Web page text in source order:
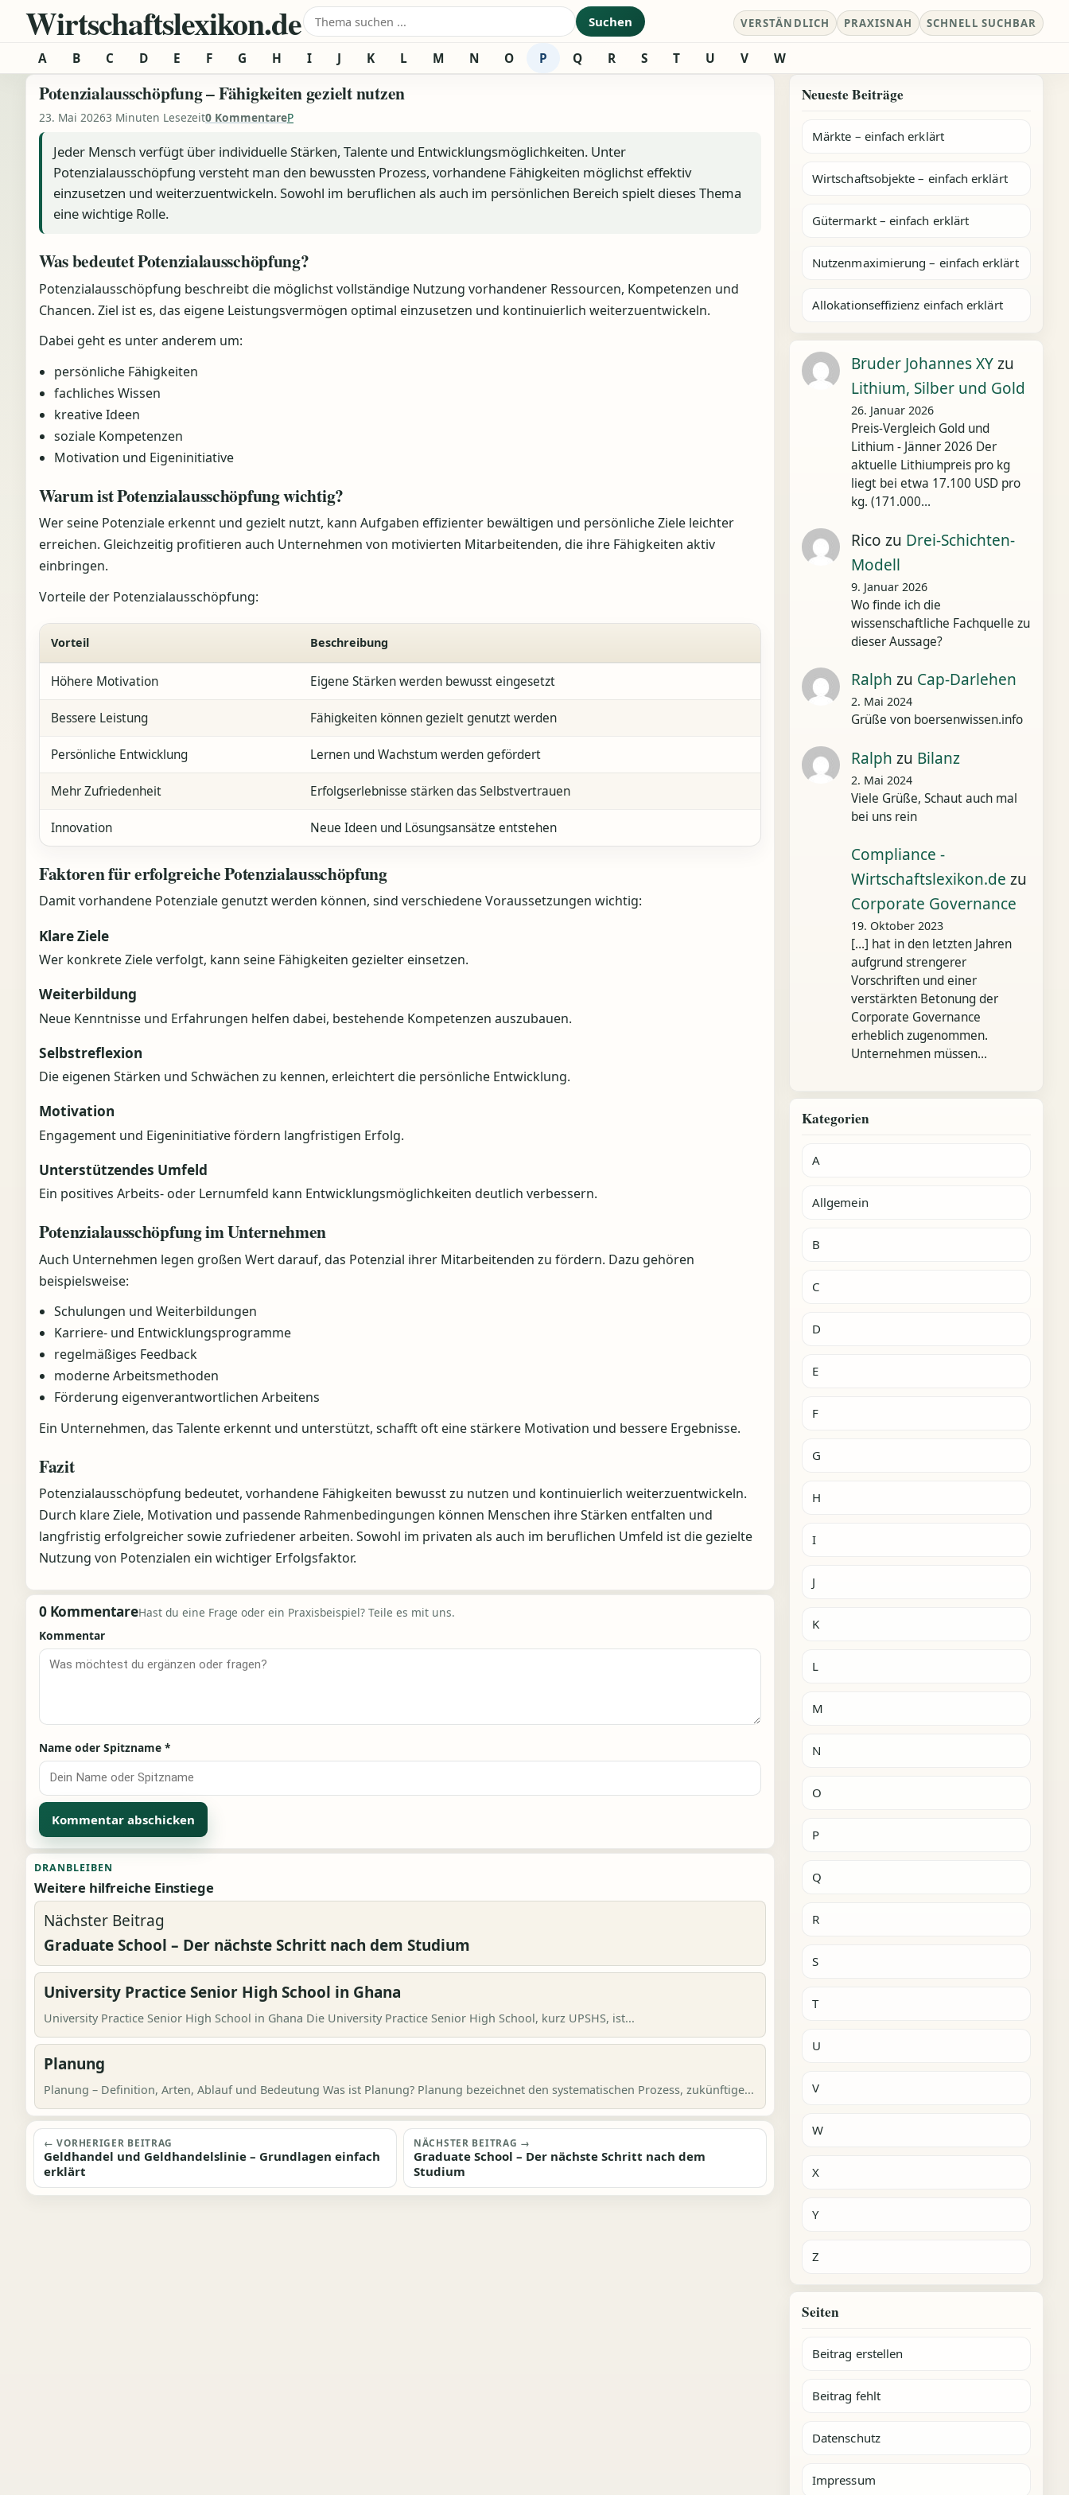
Zum Inhalt springen
Wirtschaftslexikon.deSuche nach: Suchen VERSTÄNDLICH PRAXISNAH SCHNELL SUCHBAR
A B C D E F G H I J K L M N O P Q R S T U V W
Potenzialausschöpfung – Fähigkeiten gezielt nutzen
23. Mai 20263 Minuten Lesezeit0 KommentareP
Jeder Mensch verfügt über individuelle Stärken, Talente und Entwicklungsmöglichkeiten. Unter
Potenzialausschöpfung versteht man den bewussten Prozess, vorhandene Fähigkeiten möglichst effektiv
einzusetzen und weiterzuentwickeln. Sowohl im beruflichen als auch im persönlichen Bereich spielt dieses Thema
eine wichtige Rolle.
Was bedeutet Potenzialausschöpfung?
Potenzialausschöpfung beschreibt die möglichst vollständige Nutzung vorhandener Ressourcen, Kompetenzen und
Chancen. Ziel ist es, das eigene Leistungsvermögen optimal einzusetzen und kontinuierlich weiterzuentwickeln.
Dabei geht es unter anderem um:
persönliche Fähigkeiten
fachliches Wissen
kreative Ideen
soziale Kompetenzen
Motivation und Eigeninitiative
Warum ist Potenzialausschöpfung wichtig?
Wer seine Potenziale erkennt und gezielt nutzt, kann Aufgaben effizienter bewältigen und persönliche Ziele leichter
erreichen. Gleichzeitig profitieren auch Unternehmen von motivierten Mitarbeitenden, die ihre Fähigkeiten aktiv
einbringen.
Vorteile der Potenzialausschöpfung:
Vorteil Beschreibung
Höhere Motivation Eigene Stärken werden bewusst eingesetzt
Bessere Leistung Fähigkeiten können gezielt genutzt werden
Persönliche Entwicklung Lernen und Wachstum werden gefördert
Mehr Zufriedenheit Erfolgserlebnisse stärken das Selbstvertrauen
Innovation Neue Ideen und Lösungsansätze entstehen
Faktoren für erfolgreiche Potenzialausschöpfung
Damit vorhandene Potenziale genutzt werden können, sind verschiedene Voraussetzungen wichtig:
Klare Ziele
Wer konkrete Ziele verfolgt, kann seine Fähigkeiten gezielter einsetzen.
Weiterbildung
Neue Kenntnisse und Erfahrungen helfen dabei, bestehende Kompetenzen auszubauen.
Selbstreflexion
Die eigenen Stärken und Schwächen zu kennen, erleichtert die persönliche Entwicklung.
Motivation
Engagement und Eigeninitiative fördern langfristigen Erfolg.
Unterstützendes Umfeld
Ein positives Arbeits- oder Lernumfeld kann Entwicklungsmöglichkeiten deutlich verbessern.
Potenzialausschöpfung im Unternehmen
Auch Unternehmen legen großen Wert darauf, das Potenzial ihrer Mitarbeitenden zu fördern. Dazu gehören
beispielsweise:
Schulungen und Weiterbildungen
Karriere- und Entwicklungsprogramme
regelmäßiges Feedback
moderne Arbeitsmethoden
Förderung eigenverantwortlichen Arbeitens
Ein Unternehmen, das Talente erkennt und unterstützt, schafft oft eine stärkere Motivation und bessere Ergebnisse.
Fazit
Potenzialausschöpfung bedeutet, vorhandene Fähigkeiten bewusst zu nutzen und kontinuierlich weiterzuentwickeln.
Durch klare Ziele, Motivation und passende Rahmenbedingungen können Menschen ihre Stärken entfalten und
langfristig erfolgreicher sowie zufriedener arbeiten. Sowohl im privaten als auch im beruflichen Umfeld ist die gezielte
Nutzung von Potenzialen ein wichtiger Erfolgsfaktor.
0 KommentareHast du eine Frage oder ein Praxisbeispiel? Teile es mit uns.
Kommentar
Name oder Spitzname *
Alternative:
DRANBLEIBEN
Weitere hilfreiche Einstiege
Nächster Beitrag
Graduate School – Der nächste Schritt nach dem Studium
University Practice Senior High School in Ghana
University Practice Senior High School in Ghana Die University Practice Senior High School, kurz UPSHS, ist...
Planung
Planung – Definition, Arten, Ablauf und Bedeutung Was ist Planung? Planung bezeichnet den systematischen Prozess, zukünftige...
Beitragsnavigation
← VORHERIGER BEITRAG
Geldhandel und Geldhandelslinie – Grundlagen einfach
erklärt
NÄCHSTER BEITRAG →
Graduate School – Der nächste Schritt nach dem
Studium
Neueste Beiträge
Märkte – einfach erklärt
Wirtschaftsobjekte – einfach erklärt
Gütermarkt – einfach erklärt
Nutzenmaximierung – einfach erklärt
Allokationseffizienz einfach erklärt
Bruder Johannes XYzu
Lithium, Silber und Gold
26. Januar 2026
Preis-Vergleich Gold und
Lithium - Jänner 2026 Der
aktuelle Lithiumpreis pro kg
liegt bei etwa 17.100 USD pro
kg. (171.000…
Rico zu Drei-Schichten-
Modell
9. Januar 2026
Wo finde ich die
wissenschaftliche Fachquelle zu
dieser Aussage?
Ralph zu Cap-Darlehen
2. Mai 2024
Grüße von boersenwissen.info
Ralph zu Bilanz
2. Mai 2024
Viele Grüße, Schaut auch mal
bei uns rein
Compliance -
Wirtschaftslexikon.de zu
Corporate Governance
19. Oktober 2023
[…] hat in den letzten Jahren
aufgrund strengerer
Vorschriften und einer
verstärkten Betonung der
Corporate Governance
erheblich zugenommen.
Unternehmen müssen…
Kategorien
A
Allgemein
B
C
D
E
F
G
H
I
J
K
L
M
N
O
P
Q
R
S
T
U
V
W
X
Y
Z
Seiten
Beitrag erstellen
Beitrag fehlt
Datenschutz
Impressum